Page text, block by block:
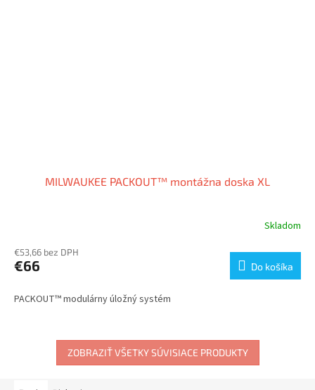
MILWAUKEE PACKOUT™ montážna doska XL
Skladom
€53,66 bez DPH
€66 Do košíka
PACKOUT™ modulárny úložný systém
ZOBRAZIŤ VŠETKY SÚVISIACE PRODUKTY